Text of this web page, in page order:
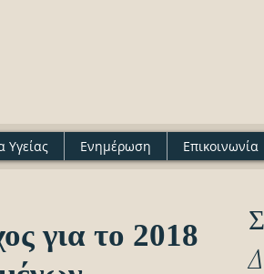
Υγείας Ενημέρωση Επικοινωνία
για το 2018